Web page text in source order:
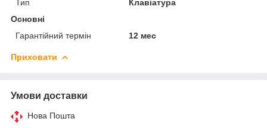
Тип
Клавіатура
Основні
Гарантійний термін
12 мес
Приховати
Умови доставки
Нова Пошта